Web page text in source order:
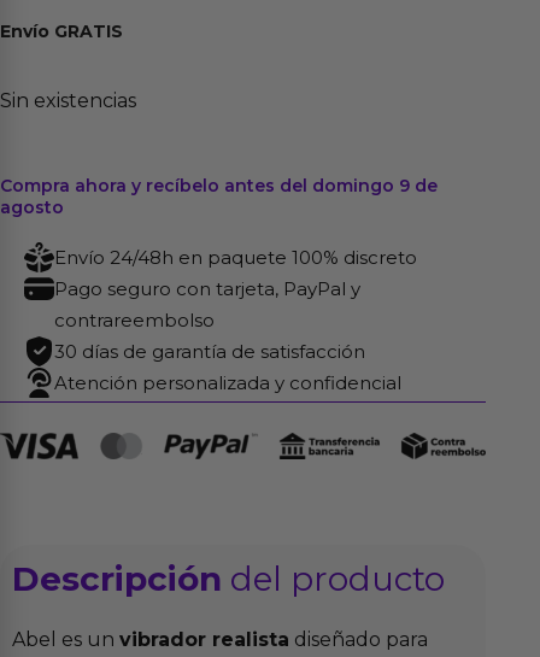
Envío GRATIS
Sin existencias
Compra ahora y recíbelo antes del domingo 9 de
agosto
Envío 24/48h en paquete 100% discreto
Pago seguro con tarjeta, PayPal y
contrareembolso
30 días de garantía de satisfacción
Atención personalizada y confidencial
Descripción del producto
Abel es un vibrador realista diseñado para